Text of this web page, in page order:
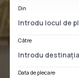
Din
Către
Data de plecare